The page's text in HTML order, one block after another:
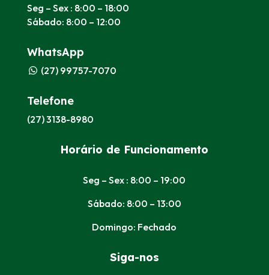
Seg – Sex : 8:00 – 18:00
Sábado: 8:00 – 12:00
WhatsApp
(27) 99757-7070
Telefone
(27) 3138-8980​
Horário de Funcionamento
Seg – Sex : 8:00 – 19:00
Sábado: 8:00 – 13:00
Domingo: Fechado
Siga-nos